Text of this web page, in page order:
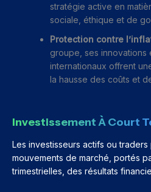
stratégie active en
sociale, éthique et de
Protection contre
groupe, ses innovations
internationaux offrent
la hausse des coûts et
Investissement À Court
Les investisseurs actifs ou
mouvements de marché, portés
trimestrielles, des résultats